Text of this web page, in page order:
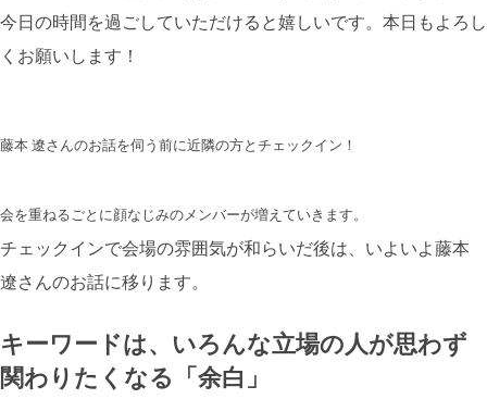
今日の時間を過ごしていただけると嬉しいです。本日もよろし
くお願いします！
藤本 遼さんのお話を伺う前に近隣の方とチェックイン！
会を重ねるごとに顔なじみのメンバーが増えていきます。
チェックインで会場の雰囲気が和らいだ後は、いよいよ藤本
遼さんのお話に移ります。
キーワードは、いろんな立場の人が思わず
関わりたくなる「余白」